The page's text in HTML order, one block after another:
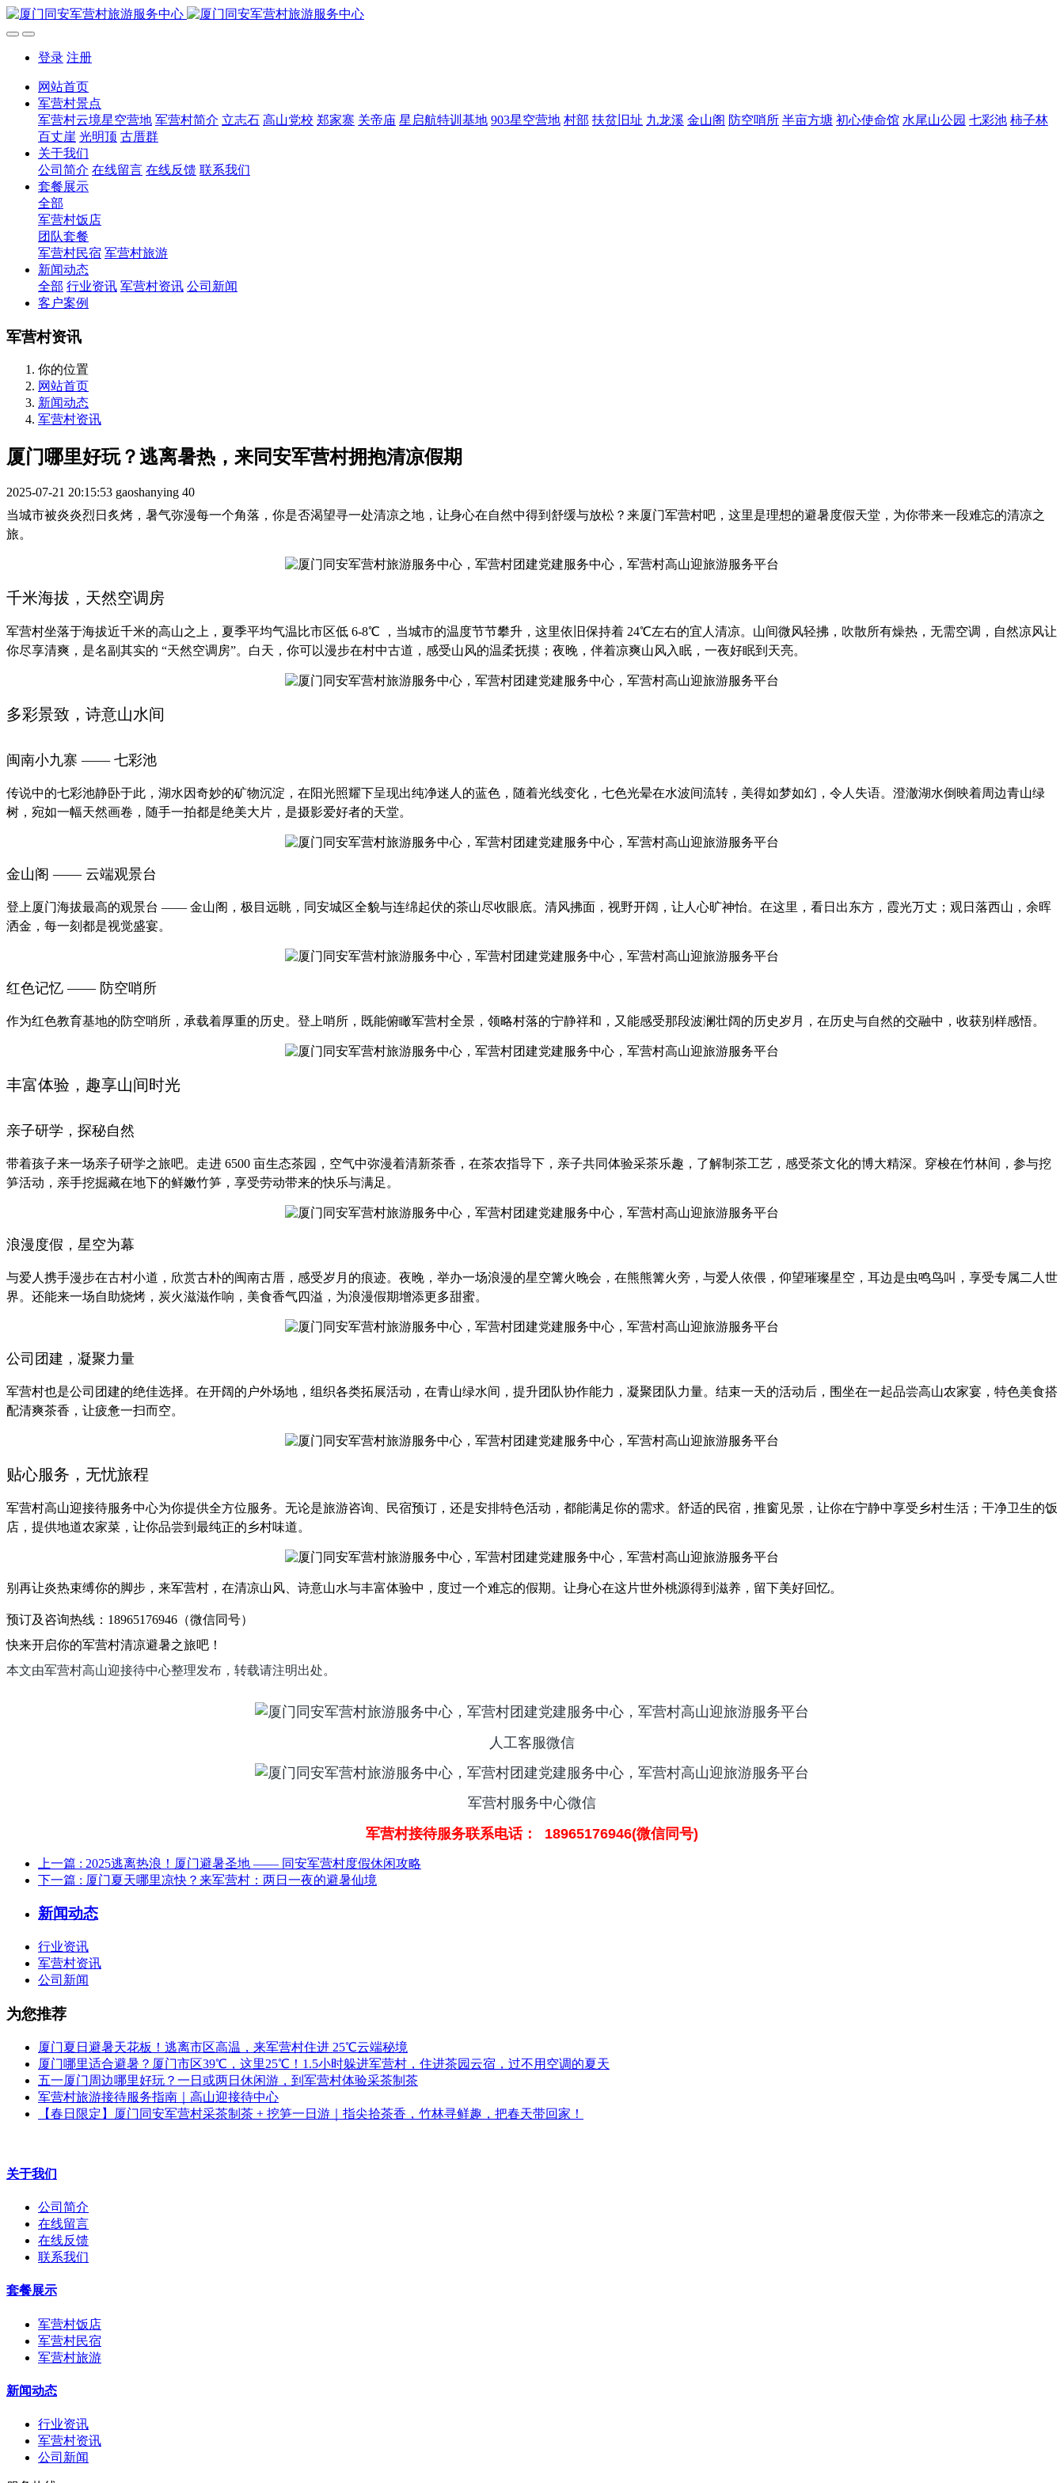
登录 注册
网站首页
军营村景点
军营村云境星空营地 军营村简介 立志石 高山党校 郑家寨 关帝庙 星启航特训基地 903星空营地 村部 扶贫旧址 九龙溪 金山阁 防空哨所 半亩方塘 初心使命馆 水尾山公园 七彩池 柿子林
百丈崖 光明顶 古厝群
关于我们
公司简介 在线留言 在线反馈 联系我们
套餐展示
全部
军营村饭店
团队套餐
军营村民宿 军营村旅游
新闻动态
全部 行业资讯 军营村资讯 公司新闻
客户案例
军营村资讯
你的位置
网站首页
新闻动态
军营村资讯
厦门哪里好玩？逃离暑热，来同安军营村拥抱清凉假期
2025-07-21 20:15:53 gaoshanying 40
当城市被炎炎烈日炙烤，暑气弥漫每一个角落，你是否渴望寻一处清凉之地，让身心在自然中得到舒缓与放松？来厦门军营村吧，这里是理想的避暑度假天堂，为你带来一段难忘的清凉之
旅。
千米海拔，天然空调房
军营村坐落于海拔近千米的高山之上，夏季平均气温比市区低 6-8℃ ，当城市的温度节节攀升，这里依旧保持着 24℃左右的宜人清凉。山间微风轻拂，吹散所有燥热，无需空调，自然凉风让
你尽享清爽，是名副其实的 “天然空调房”。白天，你可以漫步在村中古道，感受山风的温柔抚摸；夜晚，伴着凉爽山风入眠，一夜好眠到天亮。
多彩景致，诗意山水间
闽南小九寨 —— 七彩池
传说中的七彩池静卧于此，湖水因奇妙的矿物沉淀，在阳光照耀下呈现出纯净迷人的蓝色，随着光线变化，七色光晕在水波间流转，美得如梦如幻，令人失语。澄澈湖水倒映着周边青山绿
树，宛如一幅天然画卷，随手一拍都是绝美大片，是摄影爱好者的天堂。
金山阁 —— 云端观景台
登上厦门海拔最高的观景台 —— 金山阁，极目远眺，同安城区全貌与连绵起伏的茶山尽收眼底。清风拂面，视野开阔，让人心旷神怡。在这里，看日出东方，霞光万丈；观日落西山，余晖
洒金，每一刻都是视觉盛宴。
红色记忆 —— 防空哨所
作为红色教育基地的防空哨所，承载着厚重的历史。登上哨所，既能俯瞰军营村全景，领略村落的宁静祥和，又能感受那段波澜壮阔的历史岁月，在历史与自然的交融中，收获别样感悟。
丰富体验，趣享山间时光
亲子研学，探秘自然
带着孩子来一场亲子研学之旅吧。走进 6500 亩生态茶园，空气中弥漫着清新茶香，在茶农指导下，亲子共同体验采茶乐趣，了解制茶工艺，感受茶文化的博大精深。穿梭在竹林间，参与挖
笋活动，亲手挖掘藏在地下的鲜嫩竹笋，享受劳动带来的快乐与满足。
浪漫度假，星空为幕
与爱人携手漫步在古村小道，欣赏古朴的闽南古厝，感受岁月的痕迹。夜晚，举办一场浪漫的星空篝火晚会，在熊熊篝火旁，与爱人依偎，仰望璀璨星空，耳边是虫鸣鸟叫，享受专属二人世
界。还能来一场自助烧烤，炭火滋滋作响，美食香气四溢，为浪漫假期增添更多甜蜜。
公司团建，凝聚力量
军营村也是公司团建的绝佳选择。在开阔的户外场地，组织各类拓展活动，在青山绿水间，提升团队协作能力，凝聚团队力量。结束一天的活动后，围坐在一起品尝高山农家宴，特色美食搭
配清爽茶香，让疲惫一扫而空。
贴心服务，无忧旅程
军营村高山迎接待服务中心为你提供全方位服务。无论是旅游咨询、民宿预订，还是安排特色活动，都能满足你的需求。舒适的民宿，推窗见景，让你在宁静中享受乡村生活；干净卫生的饭
店，提供地道农家菜，让你品尝到最纯正的乡村味道。
别再让炎热束缚你的脚步，来军营村，在清凉山风、诗意山水与丰富体验中，度过一个难忘的假期。让身心在这片世外桃源得到滋养，留下美好回忆。
预订及咨询热线：18965176946（微信同号）
快来开启你的军营村清凉避暑之旅吧！
本文由军营村高山迎接待中心整理发布，转载请注明出处。
人工客服微信
军营村服务中心微信
军营村接待服务联系电话： 18965176946(微信同号)
上一篇 : 2025逃离热浪！厦门避暑圣地 —— 同安军营村度假休闲攻略
下一篇 : 厦门夏天哪里凉快？来军营村：两日一夜的避暑仙境
新闻动态
行业资讯
军营村资讯
公司新闻
为您推荐
厦门夏日避暑天花板！逃离市区高温，来军营村住进 25℃云端秘境
厦门哪里适合避暑？厦门市区39℃，这里25℃！1.5小时躲进军营村，住进茶园云宿，过不用空调的夏天
五一厦门周边哪里好玩？一日或两日休闲游，到军营村体验采茶制茶
军营村旅游接待服务指南｜高山迎接待中心
【春日限定】厦门同安军营村采茶制茶 + 挖笋一日游｜指尖拾茶香，竹林寻鲜趣，把春天带回家！
关于我们
公司简介
在线留言
在线反馈
联系我们
套餐展示
军营村饭店
军营村民宿
军营村旅游
新闻动态
行业资讯
军营村资讯
公司新闻